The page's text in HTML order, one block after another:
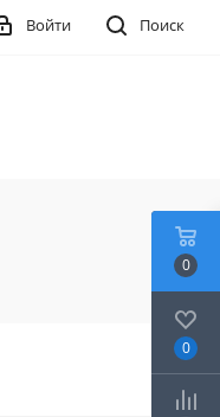
Поиск
Войти
0
0